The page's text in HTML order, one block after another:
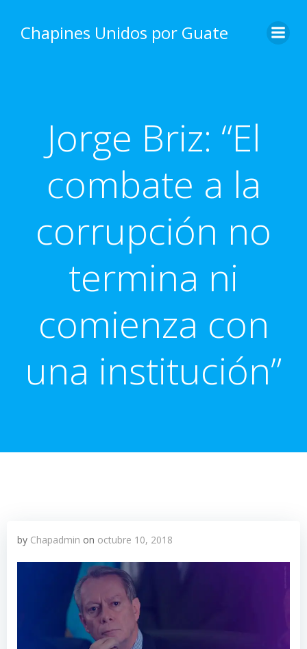
content
Chapines Unidos por Guate
Jorge Briz: “El
combate a la
corrupción no
termina ni
comienza con
una institución”
by Chapadmin on octubre 10, 2018